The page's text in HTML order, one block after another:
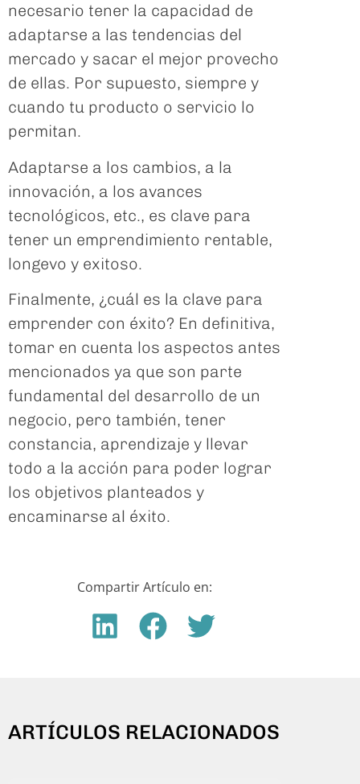
necesario tener la capacidad de
adaptarse a las tendencias del
mercado y sacar el mejor provecho
de ellas. Por supuesto, siempre y
cuando tu producto o servicio lo
permitan.
Adaptarse a los cambios, a la
innovación, a los avances
tecnológicos, etc., es clave para
tener un emprendimiento rentable,
longevo y exitoso.
Finalmente, ¿cuál es la clave para
emprender con éxito? En definitiva,
tomar en cuenta los aspectos antes
mencionados ya que son parte
fundamental del desarrollo de un
negocio, pero también, tener
constancia, aprendizaje y llevar
todo a la acción para poder lograr
los objetivos planteados y
encaminarse al éxito.
Compartir Artículo en:
ARTÍCULOS RELACIONADOS